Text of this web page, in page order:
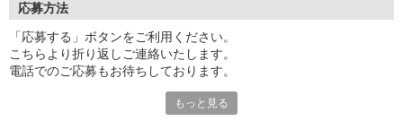
応募方法
「応募する」ボタンをご利用ください。
こちらより折り返しご連絡いたします。
電話でのご応募もお待ちしております。
★尚、当社では夏季休暇として8/11（火）〜8/19（水）迄の間、お
もっと見る